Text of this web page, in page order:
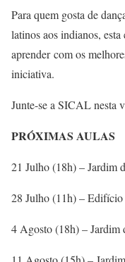
Para quem gosta de
latinos aos indianos,
aprender com os
iniciativa.
Junte-se a SICAL nesta
PRÓXIMAS AULAS
21 Julho (18h) – Jardim
28 Julho (11h) – Edifício
4 Agosto (18h) – Jardim